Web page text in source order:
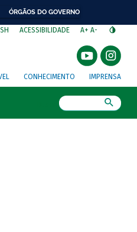
ÓRGÃOS DO GOVERNO
ACESSIBILIDADE A+ A-
CONHECIMENTO IMPRENSA